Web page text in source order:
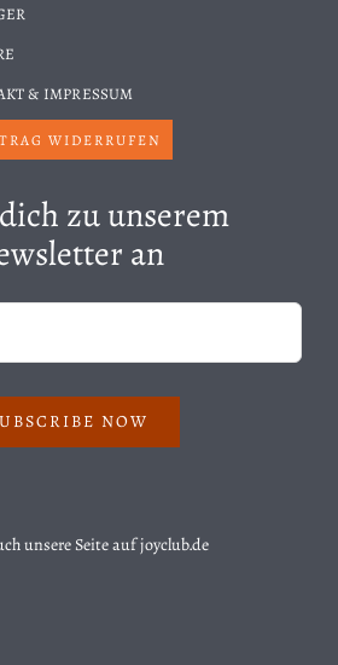
& IMPRESSUM
WIDERRUFEN
zu unserem
an
NOW
unsere Seite aufjoyclub.de